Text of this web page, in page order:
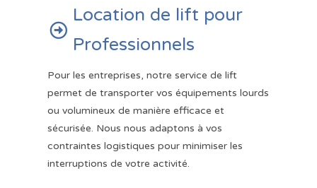

Location de lift pour
Professionnels
Pour les entreprises, notre service de lift
permet de transporter vos équipements lourds
ou volumineux de manière efficace et
sécurisée. Nous nous adaptons à vos
contraintes logistiques pour minimiser les
interruptions de votre activité.